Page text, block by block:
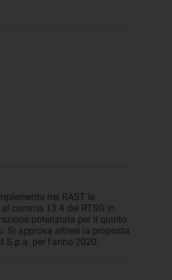
nel RAST le
comma 13.4 del RTSG in
potenziata per il quinto
Si approva altresì la proposta
S.p.a. per l'anno 2020.